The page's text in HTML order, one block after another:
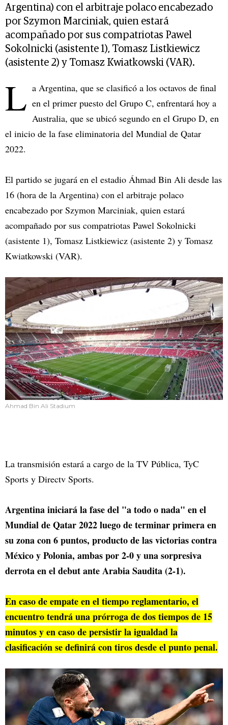
Argentina) con el arbitraje polaco encabezado
por Szymon Marciniak, quien estará
acompañado por sus compatriotas Pawel
Sokolnicki (asistente 1), Tomasz Listkiewicz
(asistente 2) y Tomasz Kwiatkowski (VAR).
L a Argentina, que se clasificó a los octavos de final
en el primer puesto del Grupo C, enfrentará hoy a
Australia, que se ubicó segundo en el Grupo D, en
el inicio de la fase eliminatoria del Mundial de Qatar
2022.
El partido se jugará en el estadio Áhmad Bin Ali desde las
16 (hora de la Argentina) con el arbitraje polaco
encabezado por Szymon Marciniak, quien estará
acompañado por sus compatriotas Pawel Sokolnicki
(asistente 1), Tomasz Listkiewicz (asistente 2) y Tomasz
Kwiatkowski (VAR).
Ahmad Bin Ali Stadium
La transmisión estará a cargo de la TV Pública, TyC
Sports y Directv Sports.
Argentina iniciará la fase del "a todo o nada" en el
Mundial de Qatar 2022 luego de terminar primera en
su zona con 6 puntos, producto de las victorias contra
México y Polonia, ambas por 2-0 y una sorpresiva
derrota en el debut ante Arabia Saudita (2-1).
En caso de empate en el tiempo reglamentario, el
encuentro tendrá una prórroga de dos tiempos de 15
minutos y en caso de persistir la igualdad la
clasificación se definirá con tiros desde el punto penal.